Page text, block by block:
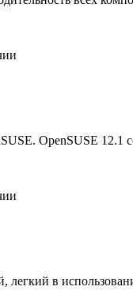
OpenSUSE 12.1
легкий в